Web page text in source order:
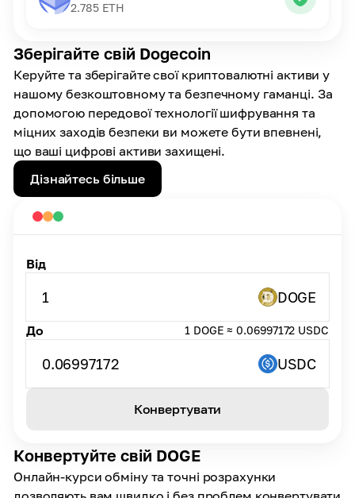
Зберігайте свій Dogecoin
Керуйте та зберігайте свої криптовалютні активи у
нашому безкоштовному та безпечному гаманці. За
допомогою передової технології шифрування та
міцних заходів безпеки ви можете бути впевнені,
що ваші цифрові активи захищені.
Дізнайтесь більше
2.785 ETH
Конвертуйте свій DOGE
Онлайн-курси обміну та точні розрахунки
Від
1 DOGE
До 1 DOGE ≈ 0.06997172 USDC
0.06997172 USDC
Конвертувати